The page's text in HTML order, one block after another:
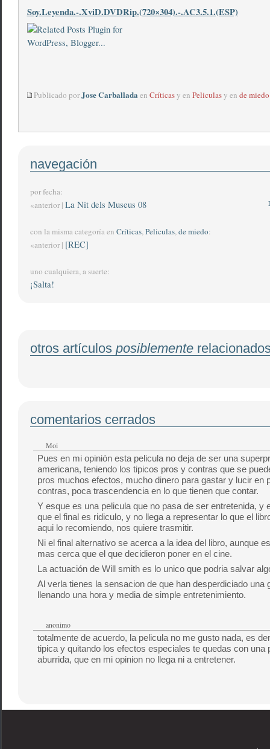
Soy.Leyenda.-.XviD.DVDRip.(720×304).-.AC3.5.1.(ESP)
Publicado porJose Carballadaen Críticasy en Peliculasy en de miedo
navegación
por fecha:
«anterior | La Nit dels Museus 08
con la misma categoría en Críticas,Peliculas,de miedo:
«anterior | [REC]
uno cualquiera, a suerte:
¡Salta!
otros artículos posiblemente
comentarios cerrados
Moi
Pues en mi opinión esta pelicula no deja de ser una
americana, teniendo los tipicos pros y contras que se
pros muchos efectos, mucho dinero para gastar y lucir en
contras, poca trascendencia en lo que tienen que contar.
Y esque es una pelicula que no pasa de ser entretenida, y
que el final es ridiculo, y no llega a representar lo que el
aqui lo recomiendo, nos quiere trasmitir.
Ni el final alternativo se acerca a la idea del libro, aunque
mas cerca que el que decidieron poner en el cine.
La actuación de Will smith es lo unico que podria salvar
Al verla tienes la sensacion de que han desperdiciado una
llenando una hora y media de simple entretenimiento.
anonimo
totalmente de acuerdo, la pelicula no me gusto nada, es
tipica y quitando los efectos especiales te quedas con una
aburrida, que en mi opinion no llega ni a entretener.